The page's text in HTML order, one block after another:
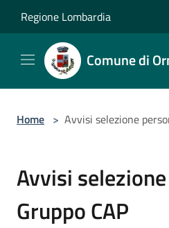
Regione Lombardia
Comune di
Home > Avvisi selezione
Avvisi
Gruppo CAP